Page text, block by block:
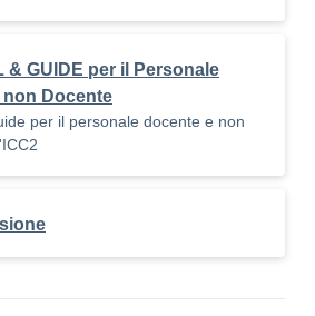
& GUIDE per il Personale
non Docente
per il personale docente e non